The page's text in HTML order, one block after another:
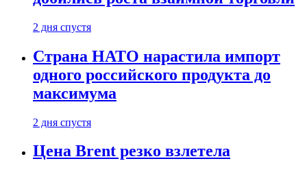
2 дня спустя
Страна НАТО нарастила импорт
одного российского продукта до
максимума
2 дня спустя
Цена Brent резко взлетела